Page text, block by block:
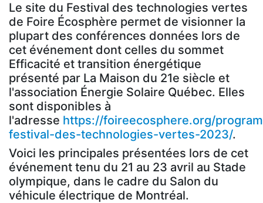
Le site du Festival des technologies vertes
de Foire Écosphère permet de visionner la
plupart des conférences données lors de
cet événement dont celles du sommet
Efficacité et transition énergétique
présenté par La Maison du 21e siècle et
l'association Énergie Solaire Québec. Elles
sont disponibles à
l'adresse https://foireecosphere.org/
festival-des-technologies-vertes-2023/.
Voici les principales présentées lors de cet
événement tenu du 21 au 23 avril au Stade
olympique, dans le cadre du Salon du
véhicule électrique de Montréal.